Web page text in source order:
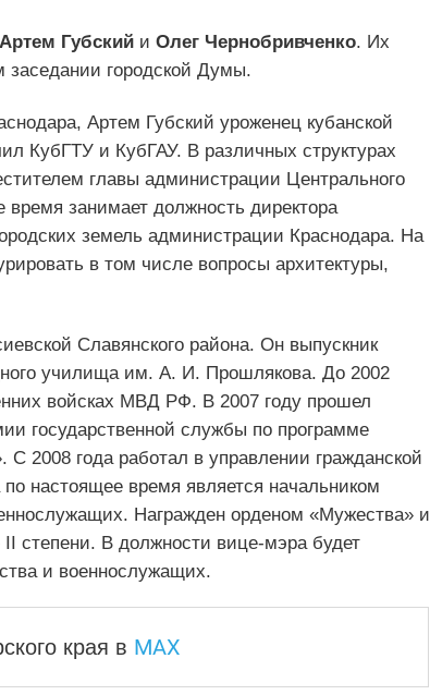
Артем Губскийи Олег Чернобривченко. Их
заседании городской Думы.
Артем Губский уроженец кубанской
КубГТУ и КубГАУ. В различных структурах
главы администрации Центрального
время занимает должность директора
земель администрации Краснодара. На
в том числе вопросы архитектуры,
Славянского района. Он выпускник
училища им. А. И. Прошлякова. До 2002
войсках МВД РФ. В 2007 году прошел
государственной службы по программе
2008 года работал в управлении гражданской
настоящее время является начальником
Награжден орденом «Мужества» и
степени. В должности вице-мэра будет
и военнослужащих.
края в MAX